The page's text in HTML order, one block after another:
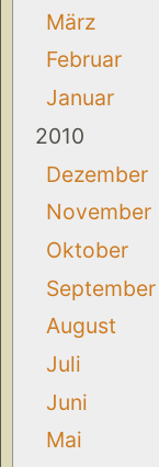
März
Februar
Januar
2010
Dezember
November
Oktober
September
August
Juli
Juni
Mai